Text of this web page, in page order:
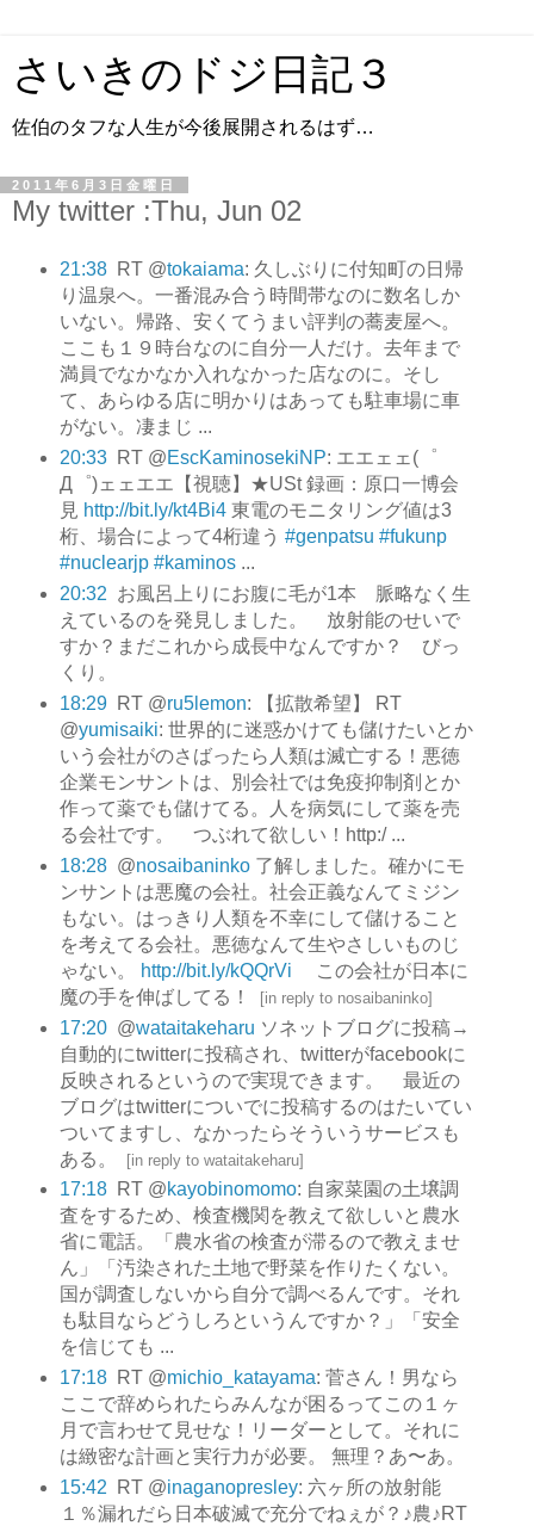
さいきのドジ日記３
佐伯のタフな人生が今後展開されるはず…
2011年6月3日金曜日
My twitter :Thu, Jun 02
21:38 RT @tokaiama: 久しぶりに付知町の日帰
り温泉へ。一番混み合う時間帯なのに数名しか
いない。帰路、安くてうまい評判の蕎麦屋へ。
ここも１９時台なのに自分一人だけ。去年まで
満員でなかなか入れなかった店なのに。そし
て、あらゆる店に明かりはあっても駐車場に車
がない。凄まじ ...
20:33
RT @EscKaminosekiNP: エエェェ(゜
Д゜)ェェエエ【視聴】★USt 録画：原口一博会
見 http://bit.ly/kt4Bi4東電のモニタリング値は3
桁、場合によって4桁違う #genpatsu #fukunp
#nuclearjp #kaminos...
20:32 お風呂上りにお腹に毛が1本 脈略なく生
えているのを発見しました。 放射能のせいで
すか？まだこれから成長中なんですか？ びっ
くり。
18:29
RT @ru5lemon: 【拡散希望】 RT
@yumisaiki: 世界的に迷惑かけても儲けたいとか
いう会社がのさばったら人類は滅亡する！悪徳
企業モンサントは、別会社では免疫抑制剤とか
作って薬でも儲けてる。人を病気にして薬を売
る会社です。 つぶれて欲しい！http:/ ...
18:28 @nosaibaninko了解しました。確かにモ
ンサントは悪魔の会社。社会正義なんてミジン
もない。はっきり人類を不幸にして儲けること
を考えてる会社。悪徳なんて生やさしいものじ
ゃない。
http://bit.ly/kQQrVi この会社が日本に
魔の手を伸ばしてる！
[in reply to nosaibaninko]
17:20 @wataitakeharu ソネットブログに投稿→
自動的にtwitterに投稿され、twitterがfacebookに
反映されるというので実現できます。 最近の
ブログはtwitterについでに投稿するのはたいてい
ついてますし、なかったらそういうサービスも
ある。
[in reply to wataitakeharu]
17:18 RT @kayobinomomo: 自家菜園の土壌調
査をするため、検査機関を教えて欲しいと農水
省に電話。「農水省の検査が滞るので教えませ
ん」「汚染された土地で野菜を作りたくない。
国が調査しないから自分で調べるんです。それ
も駄目ならどうしろというんですか？」「安全
を信じても ...
17:18
RT @michio_katayama: 菅さん！男なら
ここで辞められたらみんなが困るってこの１ヶ
月で言わせて見せな！リーダーとして。それに
は緻密な計画と実行力が必要。 無理？あ〜あ。
15:42
RT @inaganopresley: 六ヶ所の放射能
１％漏れだら日本破滅で充分でねぇが？♪農♪RT